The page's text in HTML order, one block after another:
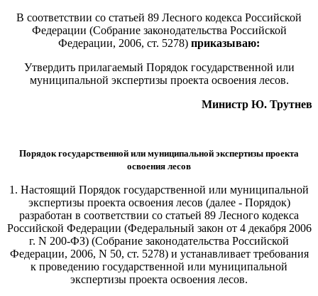
В соответствии со статьей 89 Лесного кодекса Российской
Федерации (Собрание законодательства Российской
Федерации, 2006, ст. 5278) приказываю:
Утвердить прилагаемый Порядок государственной или
муниципальной экспертизы проекта освоения лесов.
Министр Ю. Трутнев
Порядок государственной или муниципальной экспертизы проекта
освоения лесов
1. Настоящий Порядок государственной или муниципальной
экспертизы проекта освоения лесов (далее - Порядок)
разработан в соответствии со статьей 89 Лесного кодекса
Российской Федерации (Федеральный закон от 4 декабря 2006
г. N 200-ФЗ) (Собрание законодательства Российской
Федерации, 2006, N 50, ст. 5278) и устанавливает требования
к проведению государственной или муниципальной
экспертизы проекта освоения лесов.